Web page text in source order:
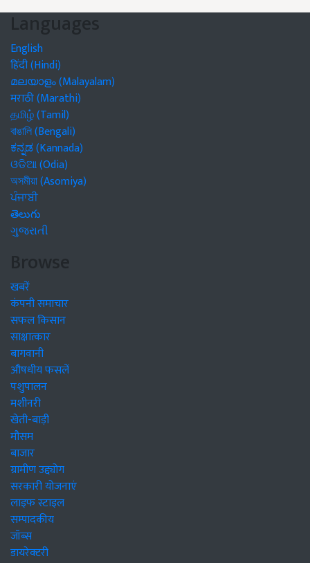
Languages
English
हिंदी (Hindi)
മലയാളം (Malayalam)
मराठी (Marathi)
தமிழ் (Tamil)
বাঙালি (Bengali)
ಕನ್ನಡ (Kannada)
ଓଡିଆ (Odia)
অসমীয়া (Asomiya)
ਪੰਜਾਬੀ
తెలుగు
ગુજરાતી
Browse
खबरें
कंपनी समाचार
सफल किसान
साक्षात्कार
बागवानी
औषधीय फसलें
पशुपालन
मशीनरी
खेती-बाड़ी
मौसम
बाजार
ग्रामीण उद्द्योग
सरकारी योजनाएं
लाइफ स्टाइल
सम्पादकीय
जॉब्स
डायरेक्टरी